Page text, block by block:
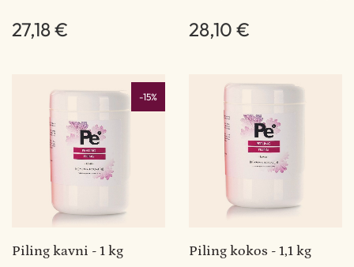
27,18 € 28,10 €
-15%
Piling kavni - 1 kg Piling kokos - 1,1 kg